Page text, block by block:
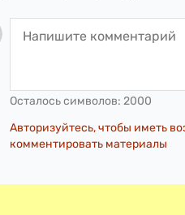
Осталось символов: 2000
Авторизуйтесь, чтобы иметь
комментировать материалы